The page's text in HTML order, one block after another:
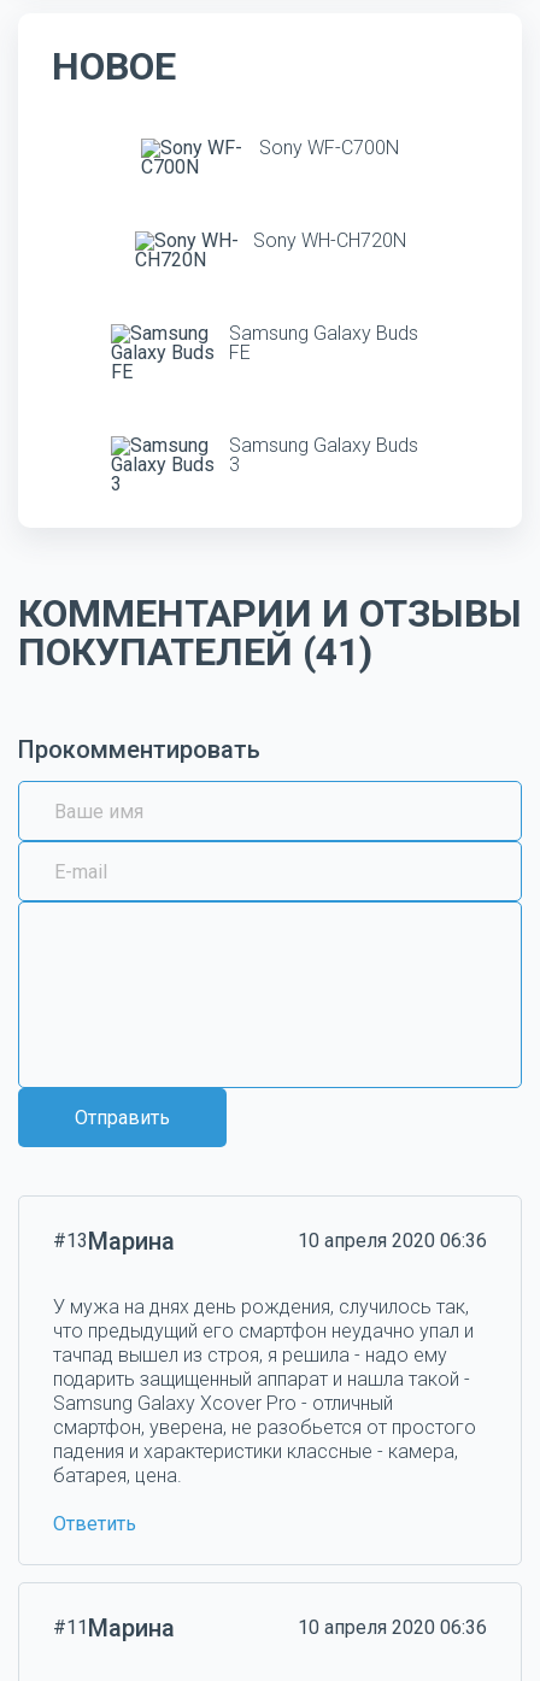
НОВОЕ
Sony WF-C700N
Sony WH-CH720N
Samsung Galaxy Buds
FE
Samsung Galaxy Buds
3
КОММЕНТАРИИ И ОТЗЫВЫ
ПОКУПАТЕЛЕЙ (41)
Прокомментировать
Отправить
#13Марина 10 апреля 2020 06:36
У мужа на днях день рождения, случилось так,
что предыдущий его смартфон неудачно упал и
тачпад вышел из строя, я решила - надо ему
подарить защищенный аппарат и нашла такой -
Samsung Galaxy Xcover Pro - отличный
смартфон, уверена, не разобьется от простого
падения и характеристики классные - камера,
батарея, цена.
Ответить
#11Марина 10 апреля 2020 06:36